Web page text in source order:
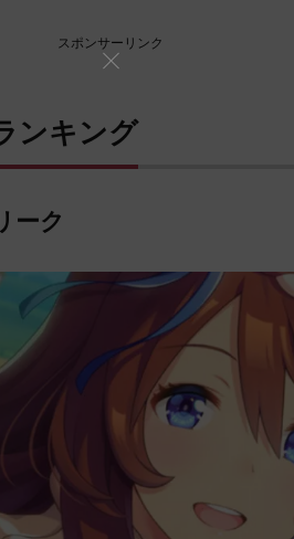
スポンサーリンク
ンキング
ーク